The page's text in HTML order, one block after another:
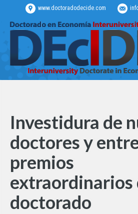
www.doctoradodecide.com
Investidura de
doctores y
premios
extraordinarios
doctorado